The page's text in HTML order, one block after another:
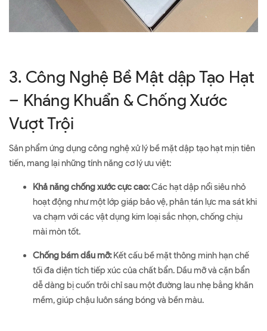
3. Công Nghệ Bề Mật dập Tạo Hạt
– Kháng Khuẩn & Chống Xước
Vượt Trội
Sản phẩm ứng dụng công nghệ xử lý bề mặt dập tạo hạt mịn tiên
tiến, mang lại những tính năng cơ lý ưu việt:
Khả năng chống xước cực cao:Các hạt dập nổi siêu nhỏ
hoạt động như một lớp giáp bảo vệ, phân tán lực ma sát khi
va chạm với các vật dụng kim loại sắc nhọn, chống chịu
mài mòn tốt.
Chống bám dầu mỡ:Kết cấu bề mặt thông minh hạn chế
tối đa diện tích tiếp xúc của chất bẩn. Dầu mỡ và cặn bẩn
dễ dàng bị cuốn trôi chỉ sau một đường lau nhẹ bằng khăn
mềm, giúp chậu luôn sáng bóng và bền màu.